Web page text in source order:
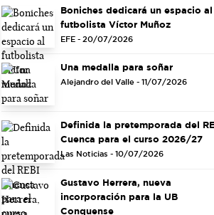
Boniches dedicará un espacio al
futbolista Víctor Muñoz
EFE - 20/07/2026
Una medalla para soñar
Alejandro del Valle - 11/07/2026
Definida la pretemporada del
Cuenca para el curso 2026/27
Las Noticias - 10/07/2026
Gustavo Herrera, nueva
incorporación para la UB
Conquense